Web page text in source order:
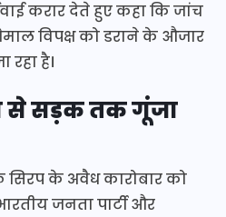
करार देते हुए कहा कि जांच
विपक्ष को डराने के औजार
है।
से सड़क तक गूंजा
के अवैध कारोबार को
जनता पार्टी और